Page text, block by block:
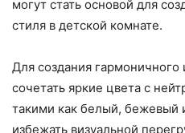
могут стать основой для
стиля в детской комнате.
Для создания
сочетать яркие цвета с
такими как белый,
избежать визуальной